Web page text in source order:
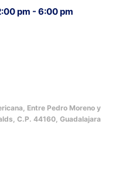
pm - 6:00 pm
Entre Pedro Moreno y
C.P. 44160, Guadalajara